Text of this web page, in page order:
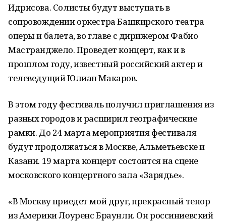
Идрисова. Солисты будут выступать в
сопровождении оркестра Башкирского театра
оперы и балета, во главе с дирижером Фабио
Мастранджело. Проведет концерт, как и в
прошлом году, известный российский актер и
телеведущий Юлиан Макаров.
В этом году фестиваль получил приглашения из
разных городов и расширил географические
рамки. До 24 марта мероприятия фестиваля
будут продолжаться в Москве, Альметьевске и
Казани. 19 марта концерт состоится на сцене
московского концертного зала «Зарядье».
«В Москву приедет мой друг, прекрасный тенор
из Америки Лоуренс Браунли. Он россиниевский